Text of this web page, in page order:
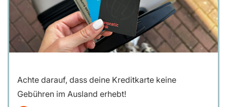
Achte darauf, dass deine Kreditkarte keine
Gebühren im Ausland erhebt!